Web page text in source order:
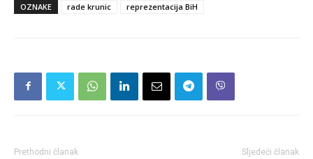
OZNAKE rade krunic reprezentacija BiH
Prethodni članak Sljedeći članak